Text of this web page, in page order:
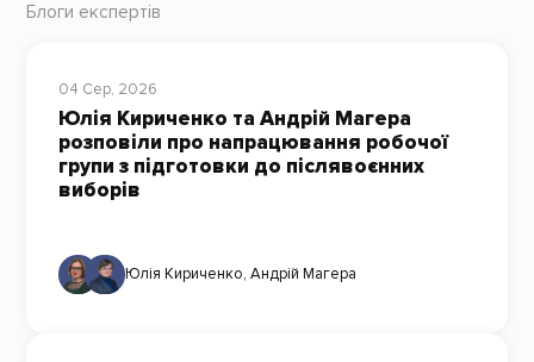
Блоги експертів
04 Сер, 2026
Юлія Кириченко та Андрій Магера
розповіли про напрацювання робочої
групи з підготовки до післявоєнних
виборів
Юлія Кириченко, Андрій Магера